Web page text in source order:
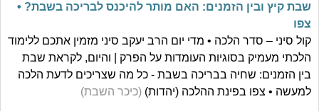
שבת קיץ ובין הזמנים: האם מותר להיכנס לבריכה בשבת? •
צפו
קול סיני – סדר הלכה • מדי יום הרב יעקב סיני מזמין אתכם ללימוד
הלכתי מעמיק בסוגיות העומדות על הפרק | והיום, לקראת שבת
בין הזמנים: שחיה בבריכה בשבת - כל מה שצריכים לדעת הלכה
למעשה • צפו בפינת ההלכה (יהדות) (כיכר השבת)